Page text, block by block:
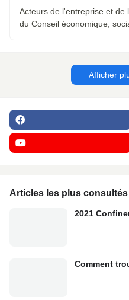
Acteurs de l'entreprise et de
du Conseil économique,
Afficher
Articles les plus consultés
2021
Comment